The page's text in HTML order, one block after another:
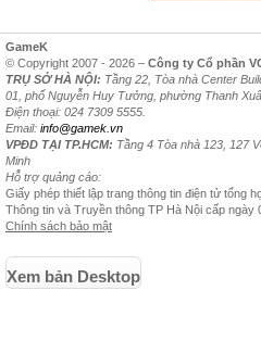
GameK
© Copyright 2007 - 2026 – Công ty Cổ phần
TRỤ SỞ HÀ NỘI: Tầng 22, Tòa nhà Center
01, phố Nguyễn Huy Tưởng, phường Thanh
Điện thoại: 024 7309 5555.
Email: info@gamek.vn
VPĐD TẠI TP.HCM: Tầng 4 Tòa nhà 123, 127
Minh
Hỗ trợ quảng cáo:
Giấy phép thiết lập trang thông tin điện tử tổng
Thông tin và Truyền thông TP Hà Nội cấp ngày
Chính sách bảo mật
Xem bản Desktop